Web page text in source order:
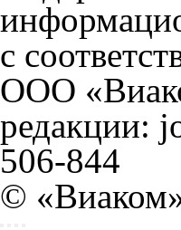
с
ООО
редакции:
506-844
©